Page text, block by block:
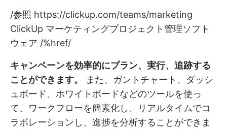
/参照 https://clickup.com/teams/marketing
ClickUp マーケティングプロジェクト管理ソフト
ウェア /%href/
キャンペーンを効率的にプラン、実行、追跡する
ことができます。
また、ガントチャート、ダッシ
ュボード、ホワイトボードなどのツールを使っ
て、ワークフローを簡素化し、リアルタイムでコ
ラボレーションし、進捗を分析することができま